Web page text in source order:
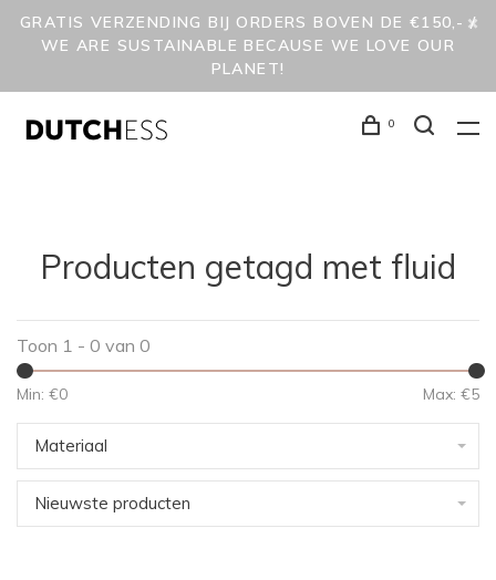
GRATIS VERZENDING BIJ ORDERS BOVEN DE €150,- /
WE ARE SUSTAINABLE BECAUSE WE LOVE OUR
PLANET!
0
Producten getagd met fluid
Toon 1 - 0 van 0
Min: €0 Max: €5
Materiaal
Nieuwste producten